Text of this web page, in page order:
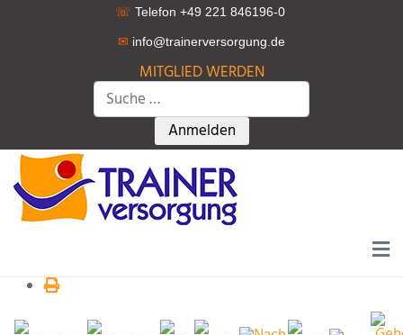
☏ Telefon +49 221 846196-0
✉ info@trainerversorgung.de
MITGLIED WERDEN
Suchen
Type 2 or more characters for
Anmelden